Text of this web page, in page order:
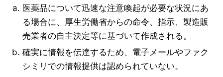
医薬品について迅速な注意喚起が必要な状況にあ
る場合に、厚生労働省からの命令、指示、製造販
売業者の自主決定等に基づいて作成される。
確実に情報を伝達するため、電子メールやファク
シミリでの情報提供は認められていない。